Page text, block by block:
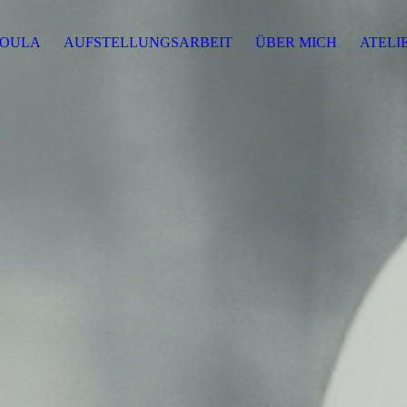
AUFSTELLUNGSARBEIT ÜBER MICH